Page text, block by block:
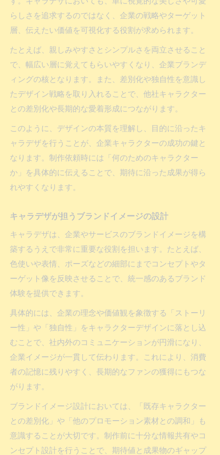
らしさを追求するのではなく、企業の戦略やターゲット
層、伝えたい価値を可視化する役割が求められます。
たとえば、親しみやすさとシンプルさを両立させること
で、幅広い層に覚えてもらいやすくなり、企業ブランデ
ィングの核となります。また、差別化や独自性を意識し
たデザイン戦略を取り入れることで、他社キャラクター
との差別化や長期的な愛着形成につながります。
このように、デザインの本質を理解し、目的に沿ったキ
ャラデザを行うことが、企業キャラクターの成功の鍵と
なります。制作依頼時には「何のためのキャラクター
か」を具体的に伝えることで、期待に沿った成果が得ら
れやすくなります。
キャラデザが担うブランドイメージの設計
キャラデザは、企業やサービスのブランドイメージを構
築するうえで非常に重要な役割を担います。たとえば、
色使いや表情、ポーズなどの細部にまでコンセプトやタ
ーゲット像を反映させることで、統一感のあるブランド
体験を提供できます。
具体的には、企業の理念や価値観を象徴する「ストーリ
ー性」や「独自性」をキャラクターデザインに落とし込
むことで、社内外のコミュニケーションが円滑になり、
企業イメージが一貫して伝わります。これにより、消費
者の記憶に残りやすく、長期的なファンの獲得にもつな
がります。
ブランドイメージ設計においては、「既存キャラクター
との差別化」や「他のプロモーション素材との調和」も
意識することが大切です。制作前に十分な情報共有やコ
ンセプト設計を行うことで、期待値と成果物のギャップ